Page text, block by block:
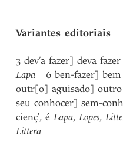
Variantes editoriais
3 dev’a fazer] deva
Lapa 6 ben-fazer]
outr[o] aguisado]
seu conhocer] sem-
cienç’, éLapa,Lopes,
Littera